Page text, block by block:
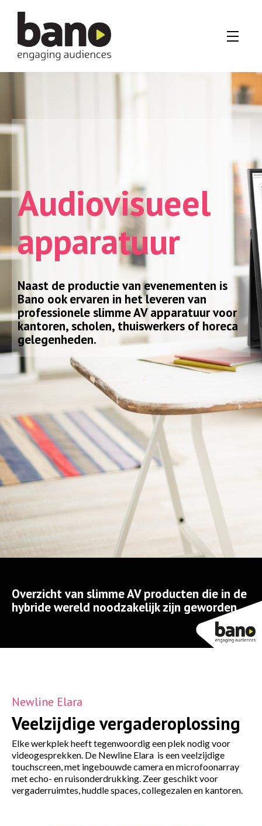
Audiovisueel
apparatuur
Naast de productie van evenementen is
Bano ook ervaren in het leveren van
professionele slimme AV apparatuur voor
kantoren, scholen, thuiswerkers of horeca
gelegenheden.
Overzicht van slimme AV producten die in de
hybride wereld noodzakelijk zijn geworden.
Newline Elara
Veelzijdige vergaderoplossing
Elke werkplek heeft tegenwoordig een plek nodig voor
videogesprekken. De Newline Elara is een veelzijdige
touchscreen, met ingebouwde camera en microfoonarray
met echo- en ruisonderdrukking. Zeer geschikt voor
vergaderruimtes, huddle spaces, collegezalen en kantoren.